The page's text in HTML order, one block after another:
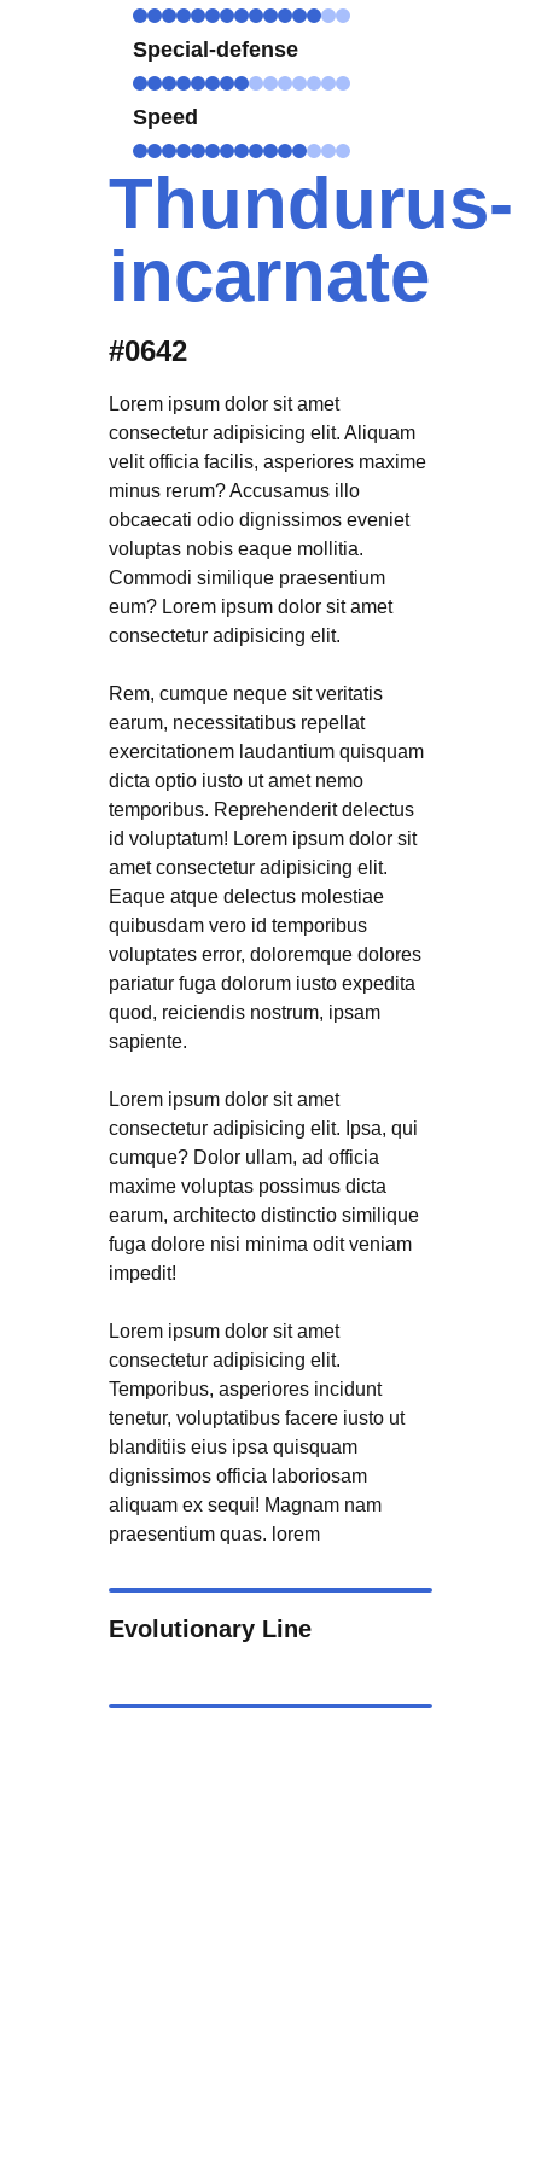
Special-defense
Speed
Thundurus-
incarnate
#0642
Lorem ipsum dolor sit amet
consectetur adipisicing elit. Aliquam
velit officia facilis, asperiores maxime
minus rerum? Accusamus illo
obcaecati odio dignissimos eveniet
voluptas nobis eaque mollitia.
Commodi similique praesentium
eum? Lorem ipsum dolor sit amet
consectetur adipisicing elit.
Rem, cumque neque sit veritatis
earum, necessitatibus repellat
exercitationem laudantium quisquam
dicta optio iusto ut amet nemo
temporibus. Reprehenderit delectus
id voluptatum! Lorem ipsum dolor sit
amet consectetur adipisicing elit.
Eaque atque delectus molestiae
quibusdam vero id temporibus
voluptates error, doloremque dolores
pariatur fuga dolorum iusto expedita
quod, reiciendis nostrum, ipsam
sapiente.
Lorem ipsum dolor sit amet
consectetur adipisicing elit. Ipsa, qui
cumque? Dolor ullam, ad officia
maxime voluptas possimus dicta
earum, architecto distinctio similique
fuga dolore nisi minima odit veniam
impedit!
Lorem ipsum dolor sit amet
consectetur adipisicing elit.
Temporibus, asperiores incidunt
tenetur, voluptatibus facere iusto ut
blanditiis eius ipsa quisquam
dignissimos officia laboriosam
aliquam ex sequi! Magnam nam
praesentium quas. lorem
Evolutionary Line